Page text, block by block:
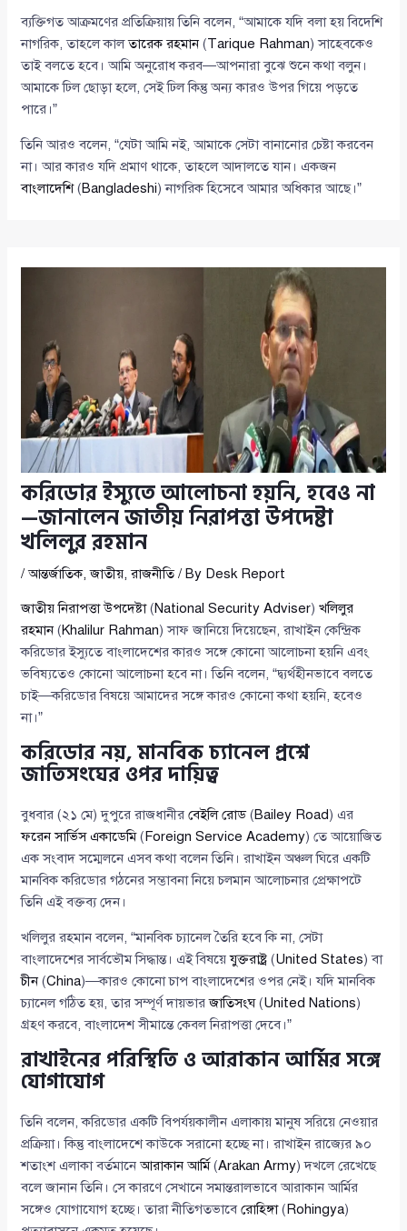
ব্যক্তিগত আক্রমণের প্রতিক্রিয়ায় তিনি বলেন, “আমাকে যদি বলা হয় বিদেশি
নাগরিক, তাহলে কালতারেক রহমান(Tarique Rahman) সাহেবকেও
তাই বলতে হবে। আমি অনুরোধ করব—আপনারা বুঝে শুনে কথা বলুন।
আমাকে ঢিল ছোড়া হলে, সেই ঢিল কিন্তু অন্য কারও উপর গিয়ে পড়তে
পারে।”
তিনি আরও বলেন, “যেটা আমি নই, আমাকে সেটা বানানোর চেষ্টা করবেন
না। আর কারও যদি প্রমাণ থাকে, তাহলে আদালতে যান। একজন
বাংলাদেশি(Bangladeshi) নাগরিক হিসেবে আমার অধিকার আছে।”
করিডোর ইস্যুতে আলোচনা হয়নি, হবেও না
—জানালেন জাতীয় নিরাপত্তা উপদেষ্টা
খলিলুর রহমান
/আন্তর্জাতিক,জাতীয়,রাজনীতি/ By Desk Report
জাতীয় নিরাপত্তা উপদেষ্টা(National Security Adviser)খলিলুর
রহমান(Khalilur Rahman) সাফ জানিয়ে দিয়েছেন, রাখাইন কেন্দ্রিক
করিডোর ইস্যুতে বাংলাদেশের কারও সঙ্গে কোনো আলোচনা হয়নি এবং
ভবিষ্যতেও কোনো আলোচনা হবে না। তিনি বলেন, “দ্ব্যর্থহীনভাবে বলতে
চাই—করিডোর বিষয়ে আমাদের সঙ্গে কারও কোনো কথা হয়নি, হবেও
না।”
করিডোর নয়, মানবিক চ্যানেল প্রশ্নে
জাতিসংঘের ওপর দায়িত্ব
বুধবার (২১ মে) দুপুরে রাজধানীরবেইলি রোড(Bailey Road) এর
ফরেন সার্ভিস একাডেমি( Foreign Service Academy) তে আয়োজিত
এক সংবাদ সম্মেলনে এসব কথা বলেন তিনি। রাখাইন অঞ্চল ঘিরে একটি
মানবিক করিডোর গঠনের সম্ভাবনা নিয়ে চলমান আলোচনার প্রেক্ষাপটে
তিনি এই বক্তব্য দেন।
খলিলুর রহমান বলেন, “মানবিক চ্যানেল তৈরি হবে কি না, সেটা
বাংলাদেশের সার্বভৌম সিদ্ধান্ত। এই বিষয়েযুক্তরাষ্ট্র (United States) বা
চীন(China)—কারও কোনো চাপ বাংলাদেশের ওপর নেই। যদি মানবিক
চ্যানেল গঠিত হয়, তার সম্পূর্ণ দায়ভারজাতিসংঘ(United Nations)
গ্রহণ করবে, বাংলাদেশ সীমান্তে কেবল নিরাপত্তা দেবে।”
রাখাইনের পরিস্থিতি ও আরাকান আর্মির সঙ্গে
যোগাযোগ
তিনি বলেন, করিডোর একটি বিপর্যয়কালীন এলাকায় মানুষ সরিয়ে নেওয়ার
প্রক্রিয়া। কিন্তু বাংলাদেশে কাউকে সরানো হচ্ছে না। রাখাইন রাজ্যের ৯০
শতাংশ এলাকা বর্তমানেআরাকান আর্মি(Arakan Army) দখলে রেখেছে
বলে জানান তিনি। সে কারণে সেখানে সমান্তরালভাবে আরাকান আর্মির
সঙ্গেও যোগাযোগ হচ্ছে। তারা নীতিগতভাবেরোহিঙ্গা( Rohingya)